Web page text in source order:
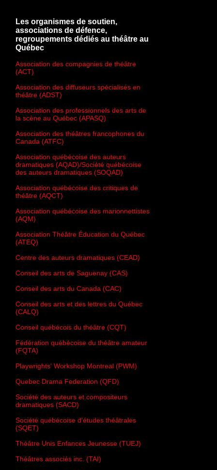
Les organismes de soutien,
associations de défence,
regroupements dédiés au théâtre au
Québec
Association des compagnies de théâtre
(ACT)
Association des diffuseurs spécialisés en
théâtre (ADST)
Association des professionnels des arts de
la scène au Québec (APASQ)
Association des théâtres francophones du
Canada (ATFC)
Association québécoise des auteurs
dramatiques (AQAD)/Société québécoise
des auteurs dramatiques (SOQAD)
Association québécoise des critiques de
théâtre (AQCT)
Association québécoise des marionnettistes
(AQM)
Association Théâtre Éducation du Québec
(ATEQ)
Centre des auteurs dramatiques (CEAD)
Conseil des arts de Saguenay (CAS)
Conseil des arts du Canada (CAC)
Conseil des arts et des lettres du Québec
(CALQ)
Conseil québécois du théâtre (CQT)
Fédération québécoise du théâtre amateur
(FQTA)
Playwrights' Workshop Montreal (PWM)
Quebec Drama Federation (QFD)
Société des auteurs et compositeurs
dramatiques (SACD)
Société québécoise d'études théâtrales
(SQET)
Théâtre Unis Enfances Jeunesse (TUEJ)
Théâtres associés inc. (TAI)